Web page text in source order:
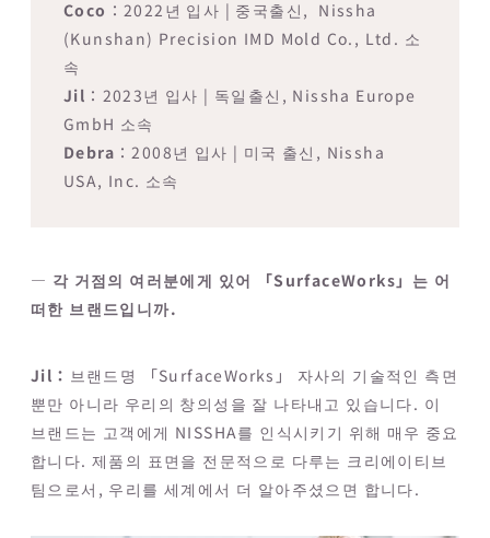
Coco ：2022년 입사 | 중국출신, Nissha
(Kunshan) Precision IMD Mold Co., Ltd. 소
속
Jil ：2023년 입사 | 독일출신, Nissha Europe
GmbH 소속
Debra ：2008년 입사 | 미국 출신, Nissha
USA, Inc. 소속
― 각 거점의 여러분에게 있어 「SurfaceWorks」는 어
떠한 브랜드입니까.
Jil： 브랜드명 「SurfaceWorks」 자사의 기술적인 측면
뿐만 아니라 우리의 창의성을 잘 나타내고 있습니다. 이
브랜드는 고객에게 NISSHA를 인식시키기 위해 매우 중요
합니다. 제품의 표면을 전문적으로 다루는 크리에이티브
팀으로서, 우리를 세계에서 더 알아주셨으면 합니다.